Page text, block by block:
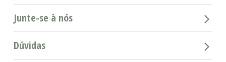
Junte-se à nós
Dúvidas